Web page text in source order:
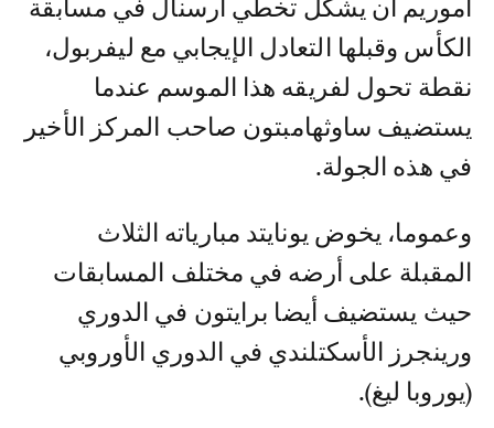
أموريم أن يشكل تخطي أرسنال في مسابقة
الكأس وقبلها التعادل الإيجابي مع ليفربول،
نقطة تحول لفريقه هذا الموسم عندما
يستضيف ساوثهامبتون صاحب المركز الأخير
في هذه الجولة.
وعموما، يخوض يونايتد مبارياته الثلاث
المقبلة على أرضه في مختلف المسابقات
حيث يستضيف أيضا برايتون في الدوري
ورينجرز الأسكتلندي في الدوري الأوروبي
(يوروبا ليغ).